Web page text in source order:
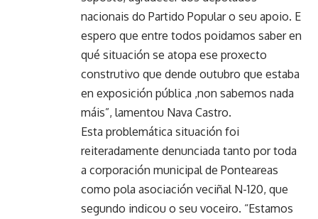
nacionais do Partido Popular o seu apoio. E
espero que entre todos poidamos saber en
qué situación se atopa ese proxecto
construtivo que dende outubro que estaba
en exposición pública ,non sabemos nada
máis”, lamentou Nava Castro.
Esta problemática situación foi
reiteradamente denunciada tanto por toda
a corporación municipal de Ponteareas
como pola asociación veciñal N-120, que
segundo indicou o seu voceiro. “Estamos